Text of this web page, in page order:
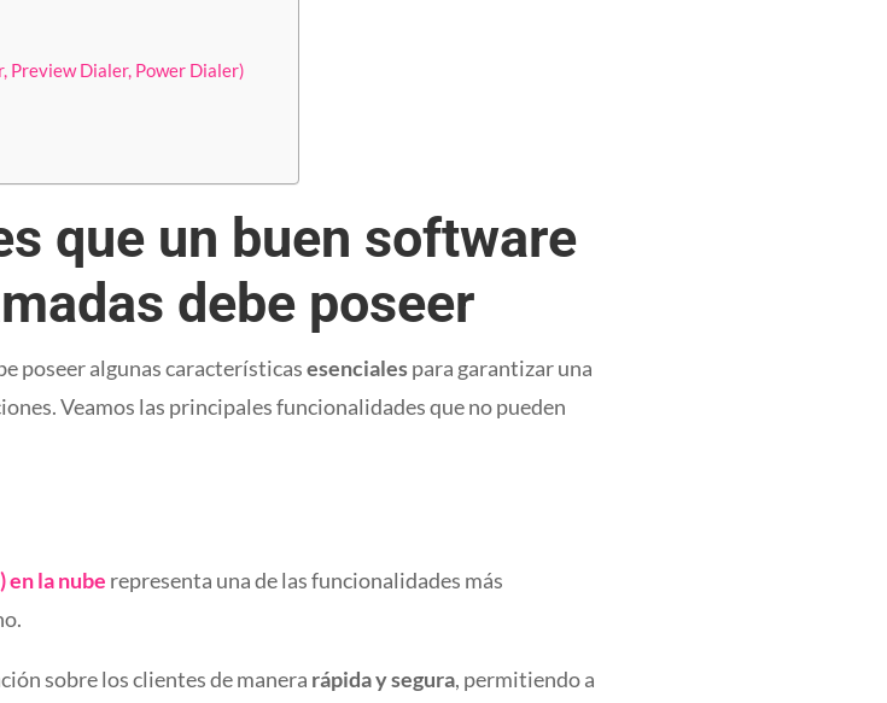
Preview Dialer, Power Dialer)
que un buen software
debe poseer
poseer algunas característicasesencialespara garantizar una
Veamos las principales funcionalidades que no pueden
la nube representa una de las funcionalidades más
sobre los clientes de manera rápida y segura, permitiendo a